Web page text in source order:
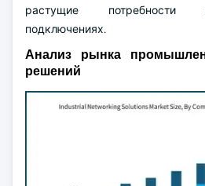
растущие
подключениях.
Анализ рынка
решений